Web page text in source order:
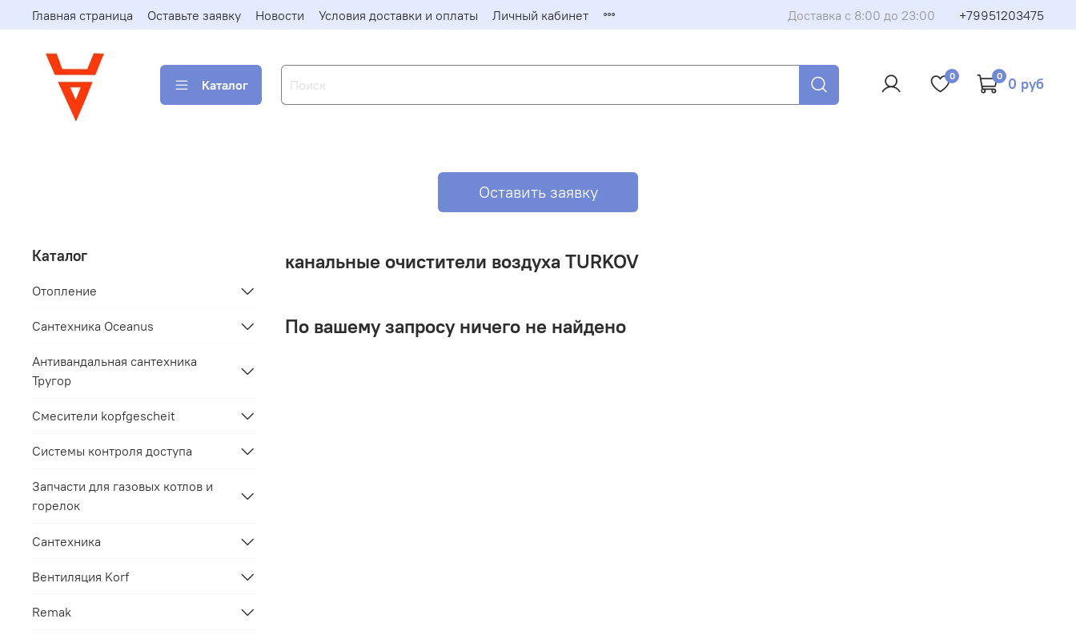
Главная страница Оставьте заявку Новости Условия доставки и оплаты Личный кабинет Доставка с 8:00 до 23:00 +79951203475
Каталог
0 0 0 руб
Оставить заявку
канальные очистители воздуха TURKOV
По вашему запросу ничего не найдено
Каталог
Отопление
Сантехника Oceanus
Антивандальная сантехника
Тругор
Смесители kopfgescheit
Системы контроля доступа
Запчасти для газовых котлов и
горелок
Сантехника
Вентиляция Korf
Remak
Заполните форму, и мы свяжемся с вами в ближайшее время. Менеджер